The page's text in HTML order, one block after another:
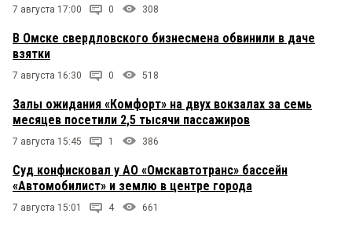
7 августа 17:00 0 308
В Омске свердловского бизнесмена обвинили в даче
взятки
7 августа 16:30 0 518
Залы ожидания «Комфорт» на двух вокзалах за семь
месяцев посетили 2,5 тысячи пассажиров
7 августа 15:45 1 386
Суд конфисковал у АО «Омскавтотранс» бассейн
«Автомобилист» и землю в центре города
7 августа 15:01 4 661